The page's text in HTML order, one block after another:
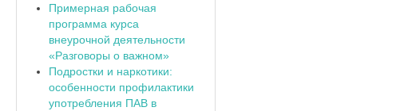
Примерная рабочая
программа курса
внеурочной деятельности
«Разговоры о важном»
Подростки и наркотики:
особенности профилактики
употребления ПАВ в